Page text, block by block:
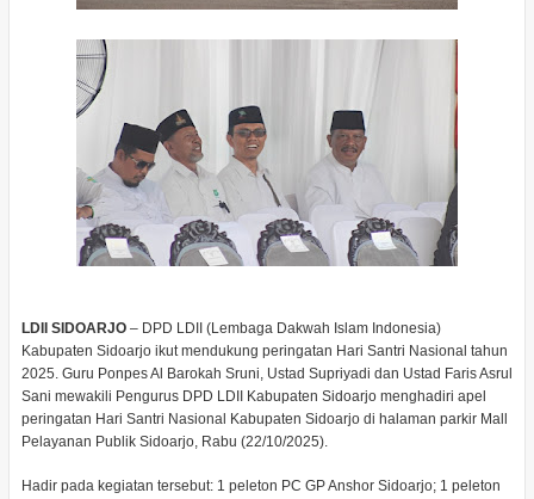
LDII SIDOARJO– DPD LDII (Lembaga Dakwah Islam Indonesia)
Kabupaten Sidoarjo ikut mendukung peringatan Hari Santri Nasional tahun
2025. Guru Ponpes Al Barokah Sruni, Ustad Supriyadi dan Ustad Faris Asrul
Sani mewakili Pengurus DPD LDII Kabupaten Sidoarjo menghadiri apel
peringatan Hari Santri Nasional Kabupaten Sidoarjo di halaman parkir Mall
Pelayanan Publik Sidoarjo, Rabu (22/10/2025).
Hadir pada kegiatan tersebut: 1 peleton PC GP Anshor Sidoarjo; 1 peleton